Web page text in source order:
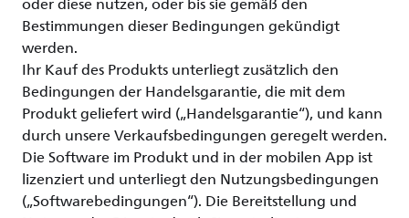
Bestimmungen dieser Bedingungen gekündigt
werden.
Ihr Kauf des Produkts unterliegt zusätzlich den
Bedingungen der Handelsgarantie, die mit dem
Produkt geliefert wird („Handelsgarantie“), und kann
durch unsere Verkaufsbedingungen geregelt werden.
Die Software im Produkt und in der mobilen App ist
lizenziert und unterliegt den Nutzungsbedingungen
(„Softwarebedingungen“). Die Bereitstellung und